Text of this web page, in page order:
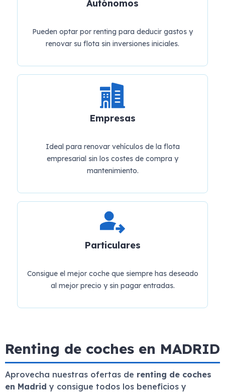
Autónomos
Pueden optar por renting para deducir gastos y
renovar su flota sin inversiones iniciales.
Empresas
Ideal para renovar vehículos de la flota
empresarial sin los costes de compra y
mantenimiento.
Particulares
Consigue el mejor coche que siempre has deseado
al mejor precio y sin pagar entradas.
Renting de coches en MADRID
Aprovecha nuestras ofertas de renting de coches
en Madrid y consigue todos los beneficios y